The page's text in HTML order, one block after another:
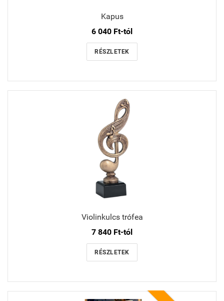
Kapus
6 040 Ft-tól
RÉSZLETEK
Violinkulcs trófea
7 840 Ft-tól
RÉSZLETEK